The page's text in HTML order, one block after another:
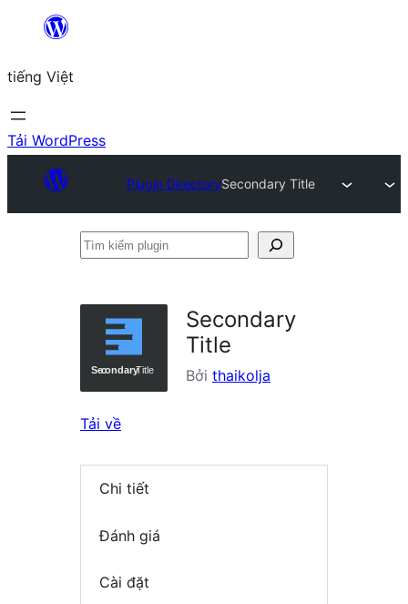
Chuyển
phần
nội
dung
tiếng Việt
Tải WordPress
Plugin DirectorySecondary Title
Tìm
Secondary
Title
Bởi thaikolja
Tải về
Chi tiết
Đánh giá
Cài đặt